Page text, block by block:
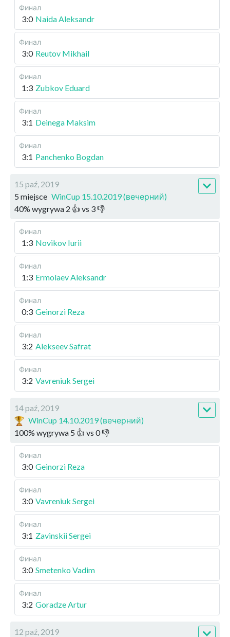
Финал
3:0 Naida Aleksandr
Финал
3:0 Reutov Mikhail
Финал
1:3 Zubkov Eduard
Финал
3:1 Deinega Maksim
Финал
3:1 Panchenko Bogdan
15 paź, 2019
5 miejsce WinCup 15.10.2019 (вечерний)
40% wygrywa 2 👍 vs 3👎
Финал
1:3 Novikov Iurii
Финал
1:3 Ermolaev Aleksandr
Финал
0:3 Geinorzi Reza
Финал
3:2 Alekseev Safrat
Финал
3:2 Vavreniuk Sergei
14 paź, 2019
WinCup 14.10.2019 (вечерний)
100% wygrywa 5 👍 vs 0👎
Финал
3:0 Geinorzi Reza
Финал
3:0 Vavreniuk Sergei
Финал
3:1 Zavinskii Sergei
Финал
3:0 Smetenko Vadim
Финал
3:2 Goradze Artur
12 paź, 2019